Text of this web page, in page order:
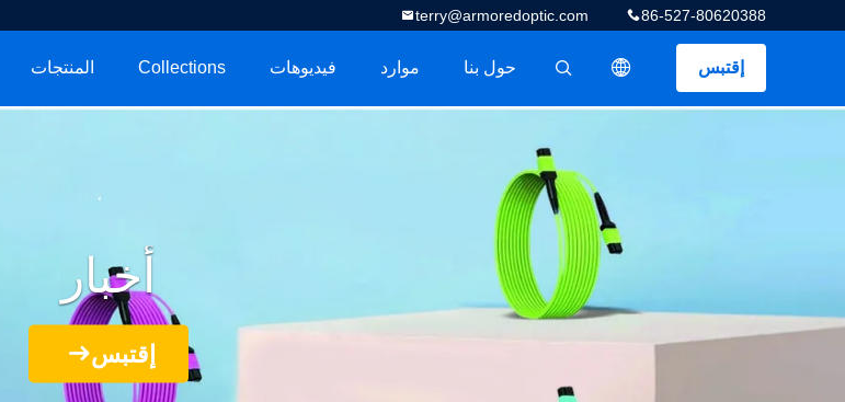
86-527-80620388
terry@armoredoptic.com
إقتبس المنتجات Collections فيديوهات موارد حول بنا
أخبار
إقتبس